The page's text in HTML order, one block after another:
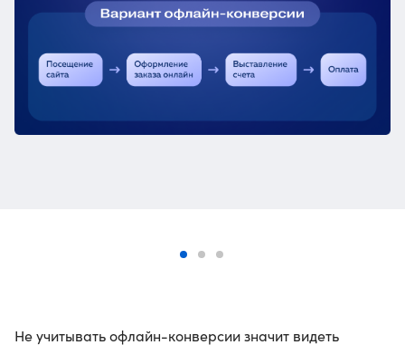
Не учитывать офлайн-конверсии значит видеть